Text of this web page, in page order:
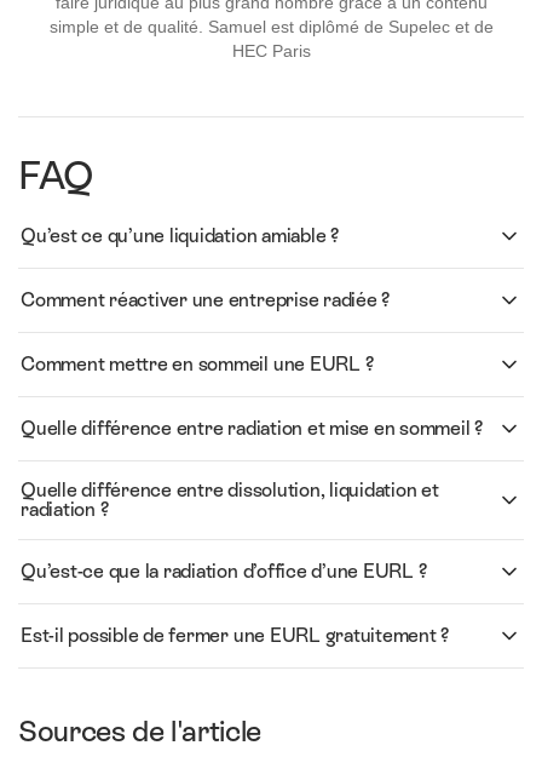
simple et de qualité. Samuel est diplômé de Supelec et de
HEC Paris
FAQ
Qu’est ce qu’une liquidation amiable ?
Comment réactiver une entreprise radiée ?
Comment mettre en sommeil une EURL ?
Quelle différence entre radiation et mise en sommeil ?
Quelle différence entre dissolution, liquidation et
radiation ?
Qu’est-ce que la radiation d’office d’une EURL ?
Est-il possible de fermer une EURL gratuitement ?
Sources de l'article